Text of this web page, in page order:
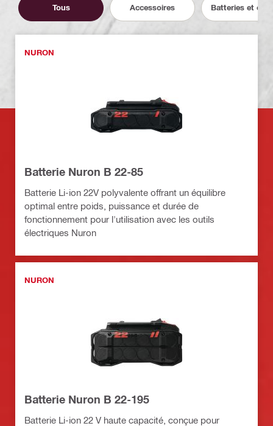
Tous Accessoires Batteries et
NURON
Batterie Nuron B 22-85
Batterie Li-ion 22V polyvalente offrant un équilibre
optimal entre poids, puissance et durée de
fonctionnement pour l'utilisation avec les outils
électriques Nuron
NURON
Batterie Nuron B 22-195
Batterie Li-ion 22 V haute capacité, conçue pour